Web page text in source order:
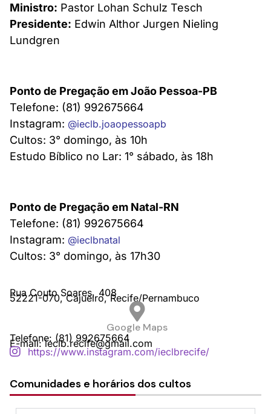
Ministro: Pastor Lohan Schulz Tesch
Presidente: Edwin Althor Jurgen Nieling
Lundgren
Ponto de Pregação em João Pessoa-PB
Telefone: (81) 992675664
Instagram: @ieclb.joaopessoapb
Cultos: 3° domingo, às 10h
Estudo Bíblico no Lar: 1° sábado, às 18h
Ponto de Pregação em Natal-RN
Telefone: (81) 992675664
Instagram: @ieclbnatal
Cultos: 3° domingo, às 17h30
Rua Couto Soares, 408
52221-070, Cajueiro, Recife/Pernambuco
Google Maps
Telefone: (81) 992675664
E-mail: ieclb.recife@gmail.com
https://www.instagram.com/ieclbrecife/
Comunidades e horários dos cultos